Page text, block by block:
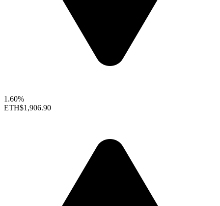
1.60%
ETH$1,906.90